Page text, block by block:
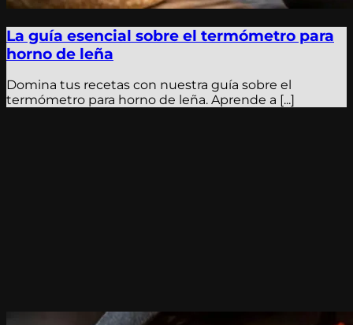
La guía esencial sobre el termómetro para
horno de leña
Domina tus recetas con nuestra guía sobre el
termómetro para horno de leña. Aprende a [...]